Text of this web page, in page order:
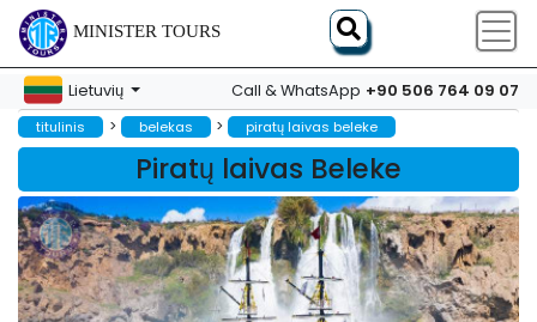
MINISTER TOURS
Lietuvių Call & WhatsApp +90 506 764 09 07
titulinis > belekas > piratų laivas beleke
Piratų laivas Beleke